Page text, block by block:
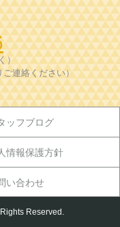
）
ご連絡ください）
ッフブログ
情報保護方針
い合わせ
Reserved.